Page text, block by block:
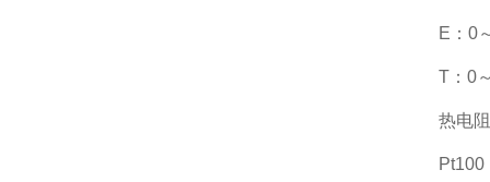
E：0
T：0
热电阻